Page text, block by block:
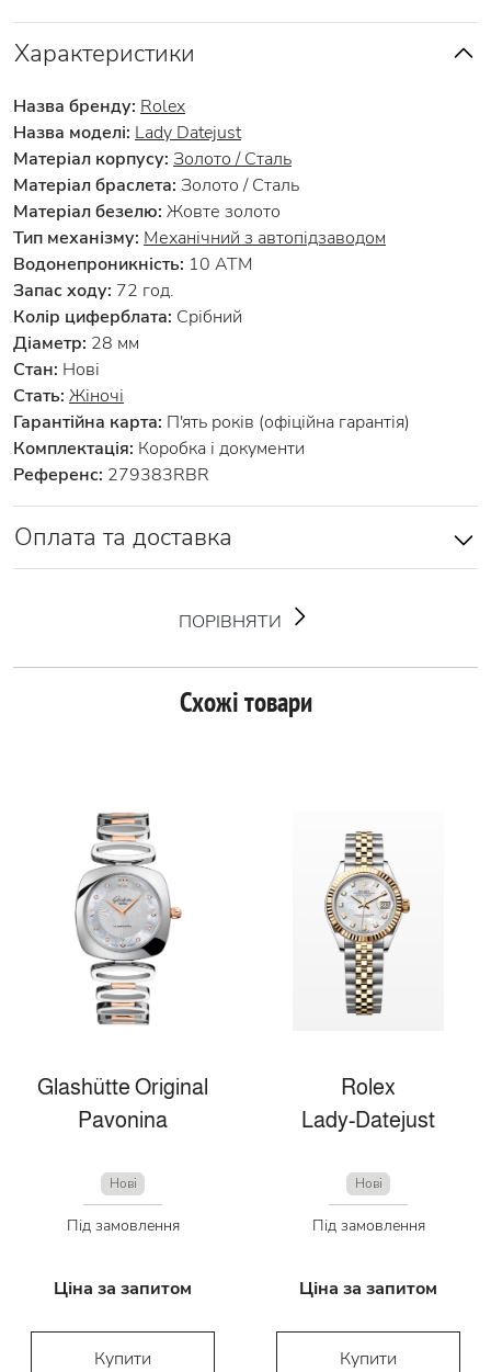
Характеристики
Назва бренду: Rolex
Назва моделі: Lady Datejust
Матеріал корпусу: Золото / Сталь
Матеріал браслета: Золото / Сталь
Матеріал безелю: Жовте золото
Тип механізму: Механічний з автопідзаводом
Водонепроникність: 10 АТМ
Запас ходу: 72 год.
Колір циферблата: Срібний
Діаметр: 28 мм
Стан: Нові
Стать: Жіночі
Гарантійна карта: П'ять років (офіційна гарантія)
Комплектація: Коробка і документи
Референс: 279383RBR
Оплата та доставка
ПОРІВНЯТИ
Схожі товари
Glashütte Original
Pavonina
Нові
Під замовлення
Ціна за запитом
Купити
Rolex
Lady-Datejust
Нові
Під замовлення
Ціна за запитом
Купити